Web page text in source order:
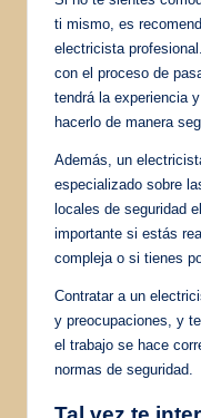
ti mismo, es
electricista
con el proceso de
tendrá la experiencia
hacerlo de manera
Además, un
especializado sobre
locales de seguridad
importante si estás
compleja o si tienes
Contratar a un
y preocupaciones, y
el trabajo se hace
normas de seguridad.